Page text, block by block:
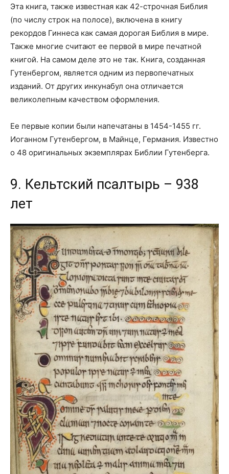
Эта книга, также известная как 42-строчная Библия
(по числу строк на полосе), включена в книгу
рекордов Гиннеса как самая дорогая Библия в мире.
Также многие считают ее первой в мире печатной
книгой. На самом деле это не так. Книга, созданная
Гутенбергом, является одним из первопечатных
изданий. От других инкунабул она отличается
великолепным качеством оформления.
Ее первые копии были напечатаны в 1454-1455 гг.
Иоганном Гутенбергом, в Майнце, Германия. Известно
о 48 оригинальных экземплярах Библии Гутенберга.
9. Кельтский псалтырь – 938
лет